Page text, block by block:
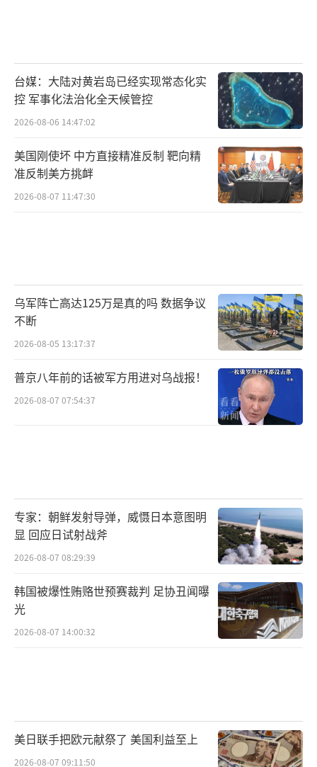
台媒：大陆对黄岩岛已经实现常态化实
控 军事化法治化全天候管控
2026-08-06 14:47:02
美国刚使坏 中方直接精准反制 靶向精
准反制美方挑衅
2026-08-07 11:47:30
乌军阵亡高达125万是真的吗 数据争议
不断
2026-08-05 13:17:37
普京八年前的话被军方用进对乌战报！
2026-08-07 07:54:37
专家：朝鲜发射导弹，威慑日本意图明
显 回应日试射战斧
2026-08-07 08:29:39
韩国被爆性贿赂世预赛裁判 足协丑闻曝
光
2026-08-07 14:00:32
美日联手把欧元献祭了 美国利益至上
2026-08-07 09:11:50